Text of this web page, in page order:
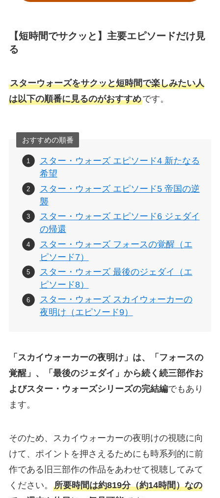
【短時間でサクッと】主要エピソードだけ見
る
スターウォーズをサクッと短時間で楽しみたい人
は以下の順番に見るのがおすすめです。
おすすめの順番
スター・ウォーズ エピソード4 新たなる
希望
スター・ウォーズ エピソード5 帝国の逆
襲
スター・ウォーズ エピソード6 ジェダイ
の帰還
スター・ウォーズ フォースの覚醒（エ
ピソード7）
スター・ウォーズ 最後のジェダイ（エ
ピソード8）
スター・ウォーズ スカイウォーカーの
夜明け（エピソード9）
「スカイウォーカーの夜明け」は、「フォースの
覚醒」、「最後のジェダイ」から続く続三部作お
よびスター・ウォーズシリーズの完結編でもあり
ます。
そのため、スカイウォーカーの夜明けの視聴に向
けて、ポイントを押さえるためにも時系列的に前
作である旧三部作の作品をあわせて視聴してみて
ください。 所要時間は約819分（約14時間）なの